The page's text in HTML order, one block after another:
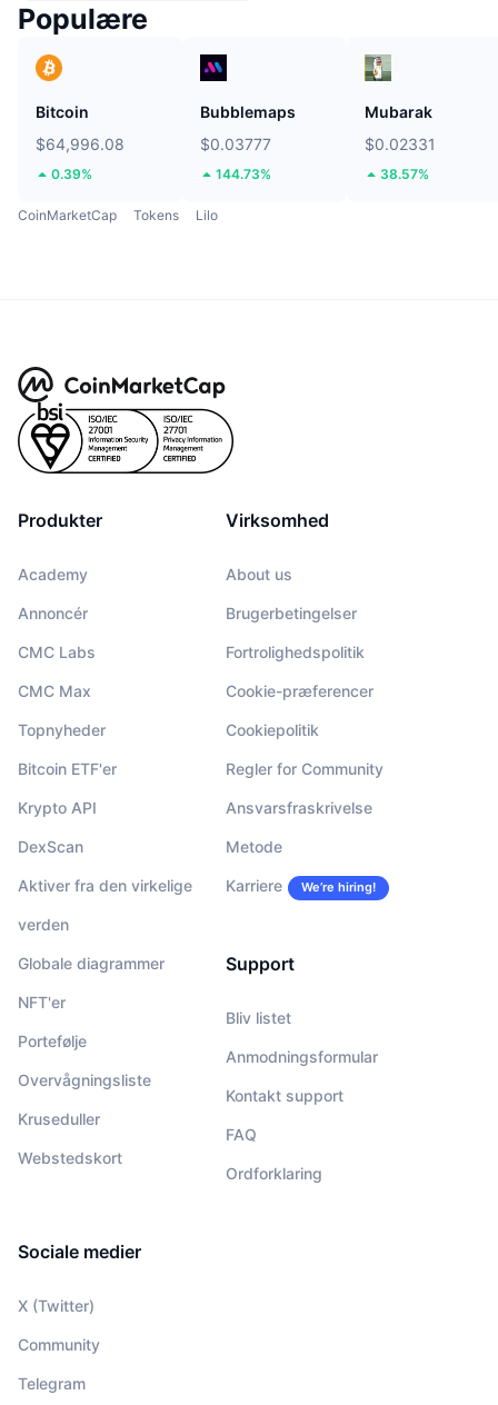
Populære
Bitcoin
$64,996.08
0.39%
Bubblemaps
$0.03777
144.73%
Mubarak
$0.02331
38.57%
CoinMarketCap Tokens Lilo
Produkter
Academy
Annoncér
CMC Labs
CMC Max
Topnyheder
Bitcoin ETF'er
Krypto API
DexScan
Aktiver fra den virkelige
verden
Globale diagrammer
NFT'er
Portefølje
Overvågningsliste
Kruseduller
Webstedskort
Virksomhed
About us
Brugerbetingelser
Fortrolighedspolitik
Cookie-præferencer
Cookiepolitik
Regler for Community
Ansvarsfraskrivelse
Metode
Karriere We’re hiring!
Support
Bliv listet
Anmodningsformular
Kontakt support
FAQ
Ordforklaring
Sociale medier
X (Twitter)
Community
Telegram